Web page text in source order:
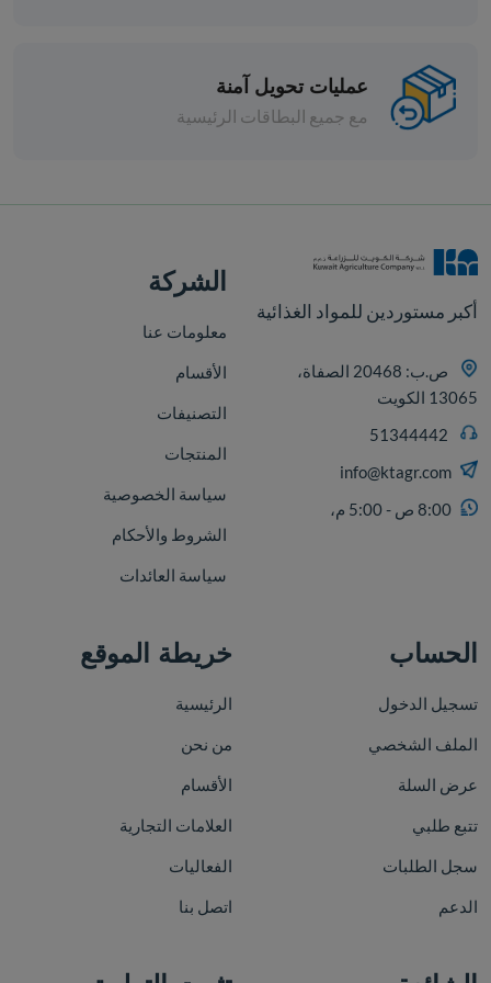
عمليات تحويل آمنة
مع جميع البطاقات الرئيسية
أكبر مستوردين للمواد الغذائية
ص.ب: 20468 الصفاة،
13065 الكويت
info@ktagr.com
8:00 ص - 5:00 م،
الشركة
معلومات عنا
الأقسام
التصنيفات
المنتجات
سياسة الخصوصية
الشروط والأحكام
سياسة العائدات
الحساب
تسجيل الدخول
الملف الشخصي
عرض السلة
تتبع طلبي
سجل الطلبات
الدعم
خريطة الموقع
الرئيسية
من نحن
الأقسام
العلامات التجارية
الفعاليات
اتصل بنا